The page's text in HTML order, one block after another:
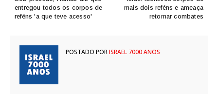
mais dois reféns e ameaça
retomar combates
entregou todos os corpos de
reféns 'a que teve acesso'
POSTADO PORISRAEL 7000 ANOS